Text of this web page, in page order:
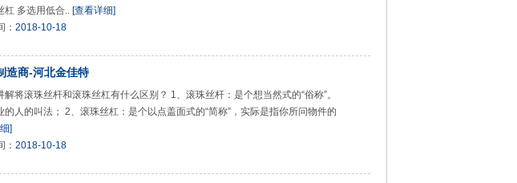
杠 多选用低合.. [查看详细]
： 2018-10-18
造商-河北金佳特
将滚珠丝杆和滚珠丝杠有什么区别？ 1、滚珠丝杆：是个想当然式的“俗称”。
的人的叫法； 2、滚珠丝杠：是个以点盖面式的“简称”，实际是指你所问物件的
]
： 2018-10-18